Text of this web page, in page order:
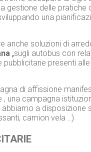
gestione delle pratiche
una
anche soluzioni di
,sugli autobus con
presenti alle
di affissione
una campagna
a disposizione
camion vela ..)